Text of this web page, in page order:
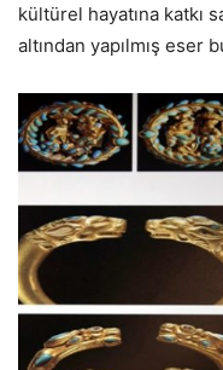
kültürel hayatına katkı
altından yapılmış eser